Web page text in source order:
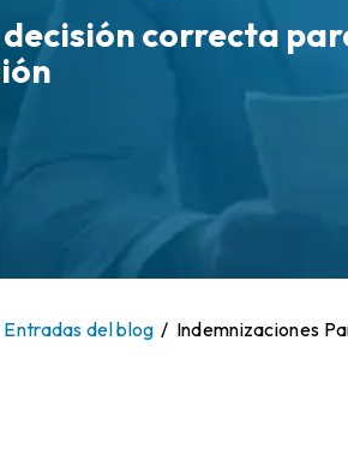
decisión correcta
Entradas del blog / Indemnizaciones